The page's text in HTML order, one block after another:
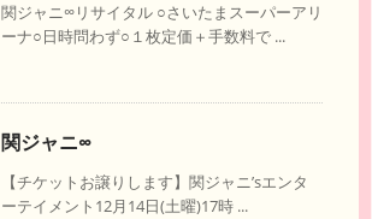
関ジャニ∞リサイタル ○さいたまスーパーアリ
ーナ○日時問わず○１枚定価＋手数料で ...
関ジャニ∞
【チケットお譲りします】関ジャニ’sエンタ
ーテイメント12月14日(土曜)17時 ...